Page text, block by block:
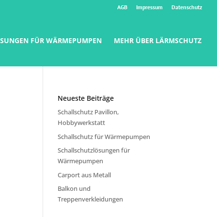
AGB Impressum Datenschutz
FÜR WÄRMEPUMPEN MEHR ÜBER LÄRMSCHUTZ
Neueste Beiträge
Schallschutz Pavillon,
Hobbywerkstatt
Schallschutz für Wärmepumpen
Schallschutzlösungen für
Wärmepumpen
Carport aus Metall
Balkon und
Treppenverkleidungen